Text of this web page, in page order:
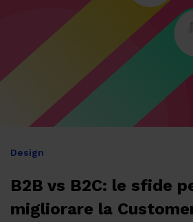
Design
B2B vs B2C: le sfide
migliorare la